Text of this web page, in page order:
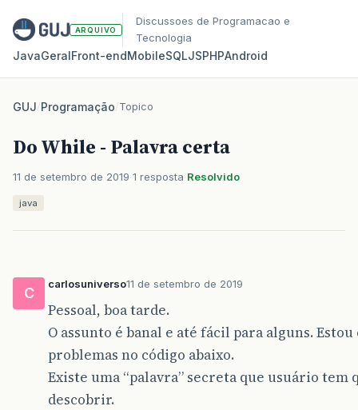
ARQUIVO
Discussoes de Programacao e
Tecnologia
JavaGeralFront‑endMobileSQLJSPHPAndroid
GUJ/Programação/Topico
Do While - Palavra certa
11 de setembro de 2019 1 resposta Resolvido
java
C
carlosuniverso11 de setembro de 2019
Pessoal, boa tarde.
O assunto é banal e até fácil para alguns. Estou
problemas no código abaixo.
Existe uma “palavra” secreta que usuário tem
descobrir.